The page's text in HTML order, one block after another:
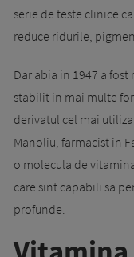
serie de teste clinice
reduce ridurile,
Dar abia in 1947 a
stabilit in mai multe
derivatul cel mai
Manoliu, farmacist in
o molecula de
care sint capabili sa
profunde.